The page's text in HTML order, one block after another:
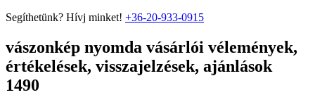
Segíthetünk? Hívj minket! +36-20-933-0915
vászonkép nyomda vásárlói vélemények,
értékelések, visszajelzések, ajánlások
1490